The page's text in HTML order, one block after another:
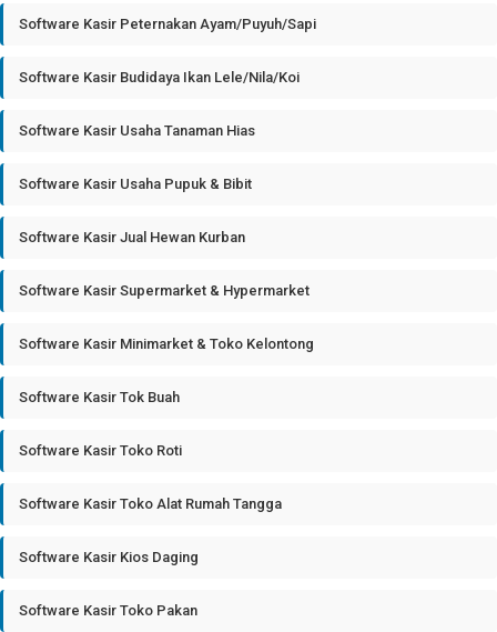
Software Kasir Peternakan Ayam/Puyuh/Sapi
Software Kasir Budidaya Ikan Lele/Nila/Koi
Software Kasir Usaha Tanaman Hias
Software Kasir Usaha Pupuk & Bibit
Software Kasir Jual Hewan Kurban
Software Kasir Supermarket & Hypermarket
Software Kasir Minimarket & Toko Kelontong
Software Kasir Tok Buah
Software Kasir Toko Roti
Software Kasir Toko Alat Rumah Tangga
Software Kasir Kios Daging
Software Kasir Toko Pakan